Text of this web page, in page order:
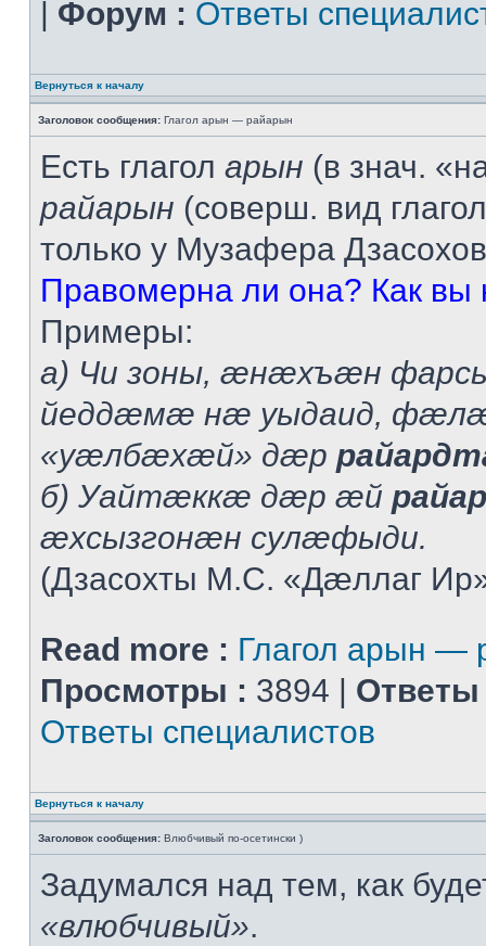
| Форум : Ответы
Вернуться к началу
Заголовок сообщения: Глагол арын — райарын
Есть глагол арын (в знач.
райарын (соверш. вид
только у Музафера
Правомерна ли она? Как вы
Примеры:
а) Чи зоны, æнæхъæн
йеддæмæ нæ уыдаид,
«уæлбæхæй» дæр
б) Уайтæккæ дæр æй
æхсызгонæн сулæфыди.
(Дзасохты М.С. «Дæллаг
Read more : Глагол арын —
Просмотры : 3894 | Ответы
Ответы специалистов
Вернуться к началу
Заголовок сообщения: Влюбчивый по-осетински )
Задумался над тем, как
«влюбчивый».